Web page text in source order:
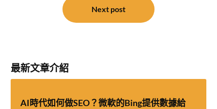
Next post
最新文章介紹
AI時代如何做SEO？微軟的Bing提供數據給